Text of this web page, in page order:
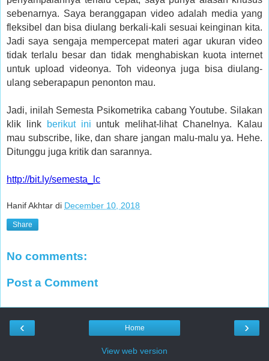
sebenarnya. Saya beranggapan video adalah media yang
fleksibel dan bisa diulang berkali-kali sesuai keinginan kita.
Jadi saya sengaja mempercepat materi agar ukuran video
tidak terlalu besar dan tidak menghabiskan kuota internet
untuk upload videonya. Toh videonya juga bisa diulang-
ulang seberapapun penonton mau.
Jadi, inilah Semesta Psikometrika cabang Youtube. Silakan
klik link
berikut ini untuk melihat-lihat Chanelnya. Kalau
mau subscribe, like, dan share jangan malu-malu ya. Hehe.
Ditunggu juga kritik dan sarannya.
http://bit.ly/semesta_lc
Hanif Akhtar di December 10, 2018
Share
No comments:
Post a Comment
‹ ›
Home
View web version